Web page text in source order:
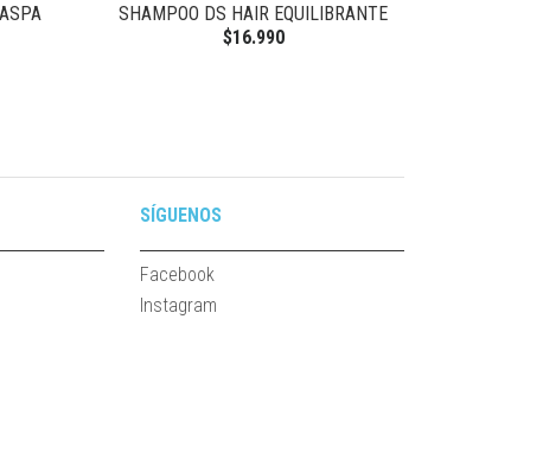
SHAMPOO DS HAIR EQUILIBRANTE
$16.990
SÍGUENOS
Facebook
Instagram